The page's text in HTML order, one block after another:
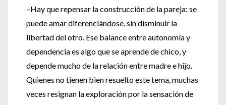
–Hay que repensar la construcción de la pareja: se
puede amar diferenciándose, sin disminuir la
libertad del otro. Ese balance entre autonomía y
dependencia es algo que se aprende de chico, y
depende mucho de la relación entre madre e hijo.
Quienes no tienen bien resuelto este tema, muchas
veces resignan la exploración por la sensación de